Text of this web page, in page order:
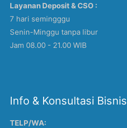
Layanan Deposit & CSO :
7 hari semingggu
Senin-Minggu tanpa libur
Jam 08.00 - 21.00 WIB
Info & Konsultasi Bisnis
TELP/WA: